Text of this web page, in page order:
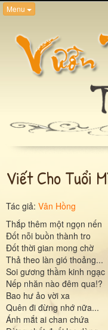
Menu
Viết Cho Tuổi
Tác giả: Vân Hồng
Thắp thêm một ngọn nến
Đốt nỗi buồn thành tro
Đốt thời gian mong chờ
Thả theo làn gió thoảng...
Soi gương thầm kinh ngạc
Nếp nhăn nào đêm qua!?
Bao hư ảo vời xa
Quên đi đừng nhớ nữa...
Ánh mắt ai chan chứa